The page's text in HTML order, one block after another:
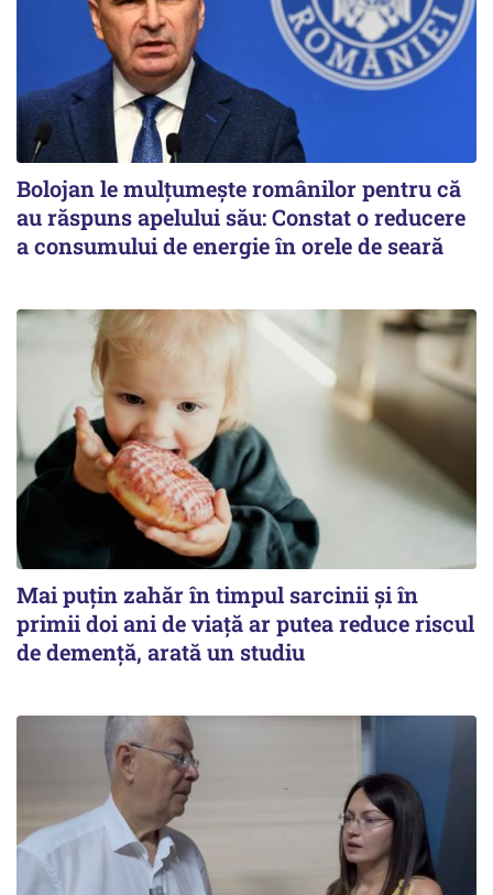
Bolojan le mulțumește românilor pentru că
au răspuns apelului său: Constat o reducere
a consumului de energie în orele de seară
Mai puțin zahăr în timpul sarcinii și în
primii doi ani de viață ar putea reduce riscul
de demență, arată un studiu